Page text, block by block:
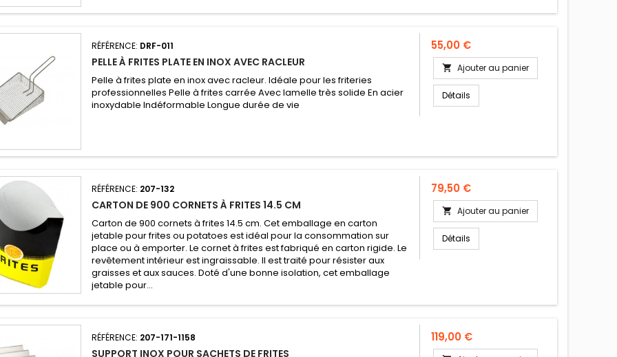
RÉFÉRENCE: DRF-011
PELLE À FRITES PLATE EN INOX AVEC RACLEUR
Pelle à frites plate en inox avec racleur. Idéale pour les friteries
professionnelles Pelle à frites carrée Avec lamelle très solide En acier
inoxydable Indéformable Longue durée de vie
Prix
55,00 €
 Ajouter au panier
Détails
RÉFÉRENCE: 207-132
CARTON DE 900 CORNETS À FRITES 14.5 CM
Carton de 900 cornets à frites 14.5 cm. Cet emballage en carton
jetable pour frites ou potatoes est idéal pour la consommation sur
place ou à emporter. Le cornet à frites est fabriqué en carton rigide. Le
revêtement intérieur est ingraissable. Il est traité pour résister aux
graisses et aux sauces. Doté d'une bonne isolation, cet emballage
jetable pour...
Prix
79,50 €
 Ajouter au panier
Détails
RÉFÉRENCE: 207-171-1158
SUPPORT INOX POUR SACHETS DE FRITES
Prix
119,00 €